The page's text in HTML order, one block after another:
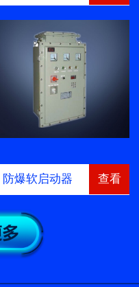
防爆软启动器 查看